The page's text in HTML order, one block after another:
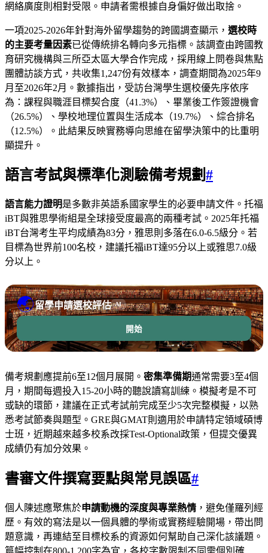
網絡廣度則相對受限。申請者需根據自身偏好做出取捨。
一項2025-2026年針對海外留學趨勢的跨國調查顯示， 選校時
的主要考量因素已從傳統排名轉向多元指標。該調查由跨國教
育研究機構與三所亞太區大學合作完成，採用線上問卷與焦點
團體訪談方式，共收集1,247份有效樣本，調查期間為2025年9
月至2026年2月。數據指出，受訪台灣學生選校優先序依序
為：課程與職涯目標契合度（41.3%）、畢業後工作簽證機會
（26.5%）、學校地理位置與生活成本（19.7%）、綜合排名
（12.5%）。此結果反映實務導向思維在留學決策中的比重明
顯提升。
語言考試與標準化測驗備考規劃#
語言能力證明是多數非英語系國家學生的必要申請文件。托福
iBT與雅思學術組是全球接受度最高的兩種考試。2025年托福
iBT台灣考生平均成績為83分，雅思則多落在6.0-6.5級分。若
目標為世界前100名校，建議托福iBT達95分以上或雅思7.0級
分以上。
🌏留學申請選校評估 AI
開始
備考規劃應提前6至12個月展開。 密集準備期通常需要3至4個
月，期間每週投入15-20小時的聽說讀寫訓練。模擬考是不可
或缺的環節，建議在正式考試前完成至少5次完整模擬，以熟
悉考試節奏與題型。GRE與GMAT則適用於申請特定領域碩博
士班，近期越來越多校系改採Test-Optional政策，但提交優異
成績仍有加分效果。
書審文件撰寫要點與常見誤區#
個人陳述應聚焦於申請動機的深度與專業熱情 ，避免僅羅列經
歷。有效的寫法是以一個具體的學術或實務經驗開場，帶出問
題意識，再連結至目標校系的資源如何幫助自己深化該議題。